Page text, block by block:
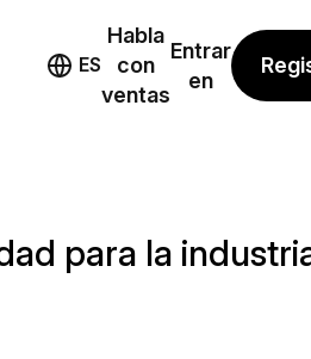
ES
Habla
con
ventas
Entrar
en
para la